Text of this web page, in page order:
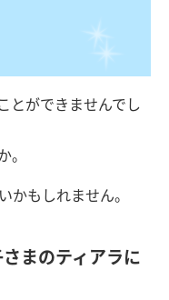
とができませんでし
かもしれません。
まのティアラに